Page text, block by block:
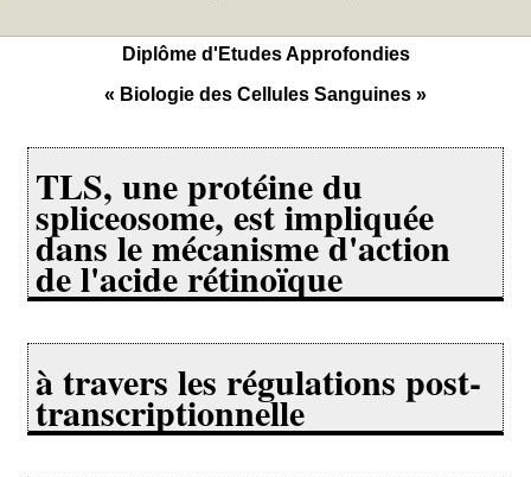
Diplôme d'Etudes Approfondies
« Biologie des Cellules Sanguines »
TLS, une protéine du
spliceosome, est impliquée
dans le mécanisme d'action
de l'acide rétinoïque
à travers les régulations post-
transcriptionnelle